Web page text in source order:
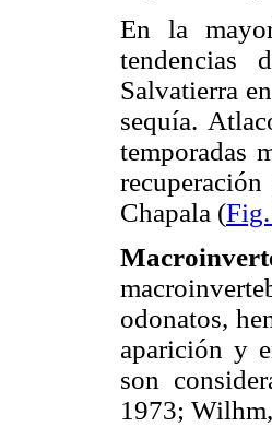
En la
tendencias
Salvatierra
sequía.
temporadas
Chapala (
odonatos,
aparición y
son
1973;